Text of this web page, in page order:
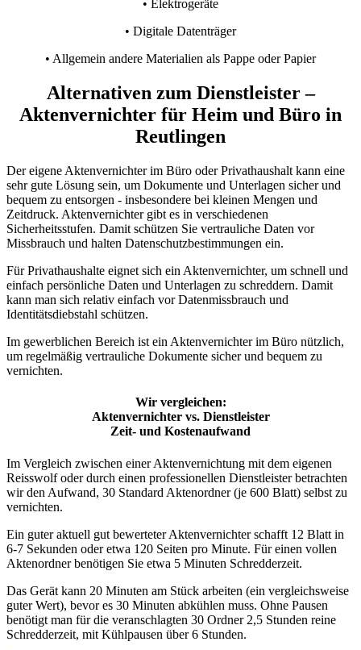
• Elektrogeräte
• Digitale Datenträger
• Allgemein andere Materialien als Pappe oder Papier
Alternativen zum Dienstleister –
Aktenvernichter für Heim und Büro in
Reutlingen
Der eigene Aktenvernichter im Büro oder Privathaushalt kann eine
sehr gute Lösung sein, um Dokumente und Unterlagen sicher und
bequem zu entsorgen - insbesondere bei kleinen Mengen und
Zeitdruck. Aktenvernichter gibt es in verschiedenen
Sicherheitsstufen. Damit schützen Sie vertrauliche Daten vor
Missbrauch und halten Datenschutzbestimmungen ein.
Für Privathaushalte eignet sich ein Aktenvernichter, um schnell und
einfach persönliche Daten und Unterlagen zu schreddern. Damit
kann man sich relativ einfach vor Datenmissbrauch und
Identitätsdiebstahl schützen.
Im gewerblichen Bereich ist ein Aktenvernichter im Büro nützlich,
um regelmäßig vertrauliche Dokumente sicher und bequem zu
vernichten.
Wir vergleichen:
Aktenvernichter vs. Dienstleister
Zeit- und Kostenaufwand
Im Vergleich zwischen einer Aktenvernichtung mit dem eigenen
Reisswolf oder durch einen professionellen Dienstleister betrachten
wir den Aufwand, 30 Standard Aktenordner (je 600 Blatt) selbst zu
vernichten.
Ein guter aktuell gut bewerteter Aktenvernichter schafft 12 Blatt in
6-7 Sekunden oder etwa 120 Seiten pro Minute. Für einen vollen
Aktenordner benötigen Sie etwa 5 Minuten Schredderzeit.
Das Gerät kann 20 Minuten am Stück arbeiten (ein vergleichsweise
guter Wert), bevor es 30 Minuten abkühlen muss. Ohne Pausen
benötigt man für die veranschlagten 30 Ordner 2,5 Stunden reine
Schredderzeit, mit Kühlpausen über 6 Stunden.